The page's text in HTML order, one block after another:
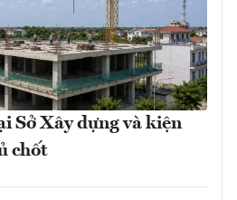
Sở Xây dựng và kiện
chốt